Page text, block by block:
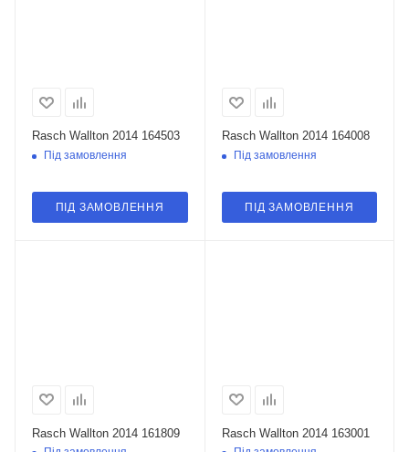
Rasch Wallton 2014 164503
Під замовлення
ПІД ЗАМОВЛЕННЯ
Rasch Wallton 2014 164008
Під замовлення
ПІД ЗАМОВЛЕННЯ
Rasch Wallton 2014 161809 Rasch Wallton 2014 163001